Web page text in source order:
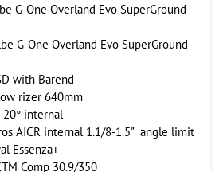
G-One Overland Evo SuperGround
G-One Overland Evo SuperGround
with Barend
rizer 640mm
20° internal
AICR internal 1.1/8-1.5" angle limit
Essenza+
Comp 30.9/350